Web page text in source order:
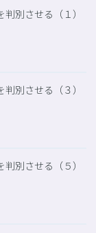
別させる（１）
別させる（３）
別させる（５）